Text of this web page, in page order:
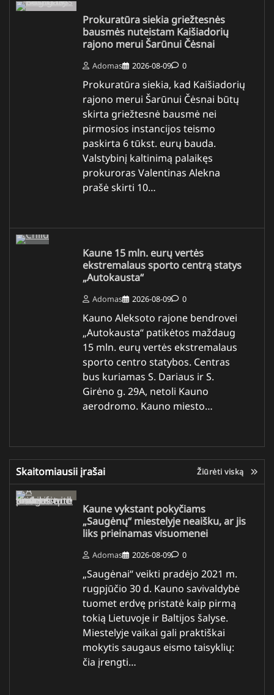
Prokuratūra siekia griežtesnės
bausmės nuteistam Kaišiadorių
rajono merui Šarūnui Čėsnai
Adomas 2026-08-09 0
Prokuratūra siekia, kad Kaišiadorių
rajono merui Šarūnui Čėsnai būtų
skirta griežtesnė bausmė nei
pirmosios instancijos teismo
paskirta 6 tūkst. eurų bauda.
Valstybinį kaltinimą palaikęs
prokuroras Valentinas Alekna
prašė skirti 10…
Kaune 15 mln. eurų vertės
ekstremalaus sporto centrą statys
„Autokausta“
Adomas 2026-08-09 0
Kauno Aleksoto rajone bendrovei
„Autokausta“ patikėtos maždaug
15 mln. eurų vertės ekstremalaus
sporto centro statybos. Centras
bus kuriamas S. Dariaus ir S.
Girėno g. 29A, netoli Kauno
aerodromo. Kauno miesto…
Skaitomiausii įrašai Žiūrėti viską
Kaune vykstant pokyčiams
„Saugėnų“ miestelyje neaišku, ar jis
liks prieinamas visuomenei
Adomas 2026-08-09 0
„Saugėnai“ veikti pradėjo 2021 m.
rugpjūčio 30 d. Kauno savivaldybė
tuomet erdvę pristatė kaip pirmą
tokią Lietuvoje ir Baltijos šalyse.
Miestelyje vaikai gali praktiškai
mokytis saugaus eismo taisyklių:
čia įrengti…